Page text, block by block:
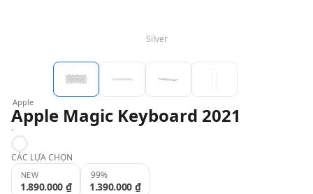
Silver
Apple
Apple Magic Keyboard 2021
-
White
CÁC LỰA CHỌN
NEW
1.890.000 ₫
99%
1.390.000 ₫